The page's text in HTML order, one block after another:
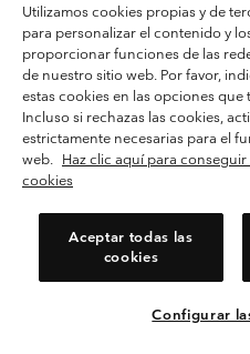
Condiciones de uso
Terminos de
Política de Privacidad
Términos y condiciones del programa
Términos De Uso Del Contenido
Impressum
Cookies Public CBCR
Utilizamos cookies propias y de
para personalizar el contenido y
proporcionar funciones de las
de nuestro sitio web. Por favor,
estas cookies en las opciones
Incluso si rechazas las cookies,
estrictamente necesarias para el
web. Haz clic aquí para
cookies
Aceptar todas las
cookies
Configurar
Selecciona tu
Compras
España
Ver Todos